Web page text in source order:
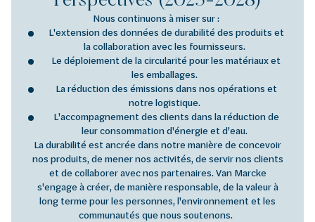
Nous continuons à miser sur :
L'extension des données de durabilité des produits et
la collaboration avec les fournisseurs.
Le déploiement de la circularité pour les matériaux et
les emballages.
La réduction des émissions dans nos opérations et
notre logistique.
L'accompagnement des clients dans la réduction de
leur consommation d'énergie et d'eau.
La durabilité est ancrée dans notre manière de concevoir
nos produits, de mener nos activités, de servir nos clients
et de collaborer avec nos partenaires. Van Marcke
s'engage à créer, de manière responsable, de la valeur à
long terme pour les personnes, l'environnement et les
communautés que nous soutenons.